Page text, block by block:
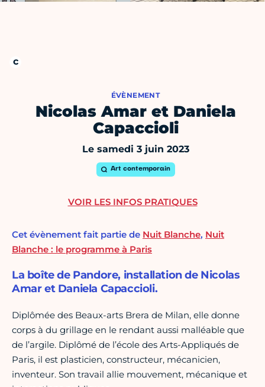
ÉVÈNEMENT
Nicolas Amar et Daniela
Capaccioli
Le samedi 3 juin 2023
Art contemporain
Cet évènement fait partie de Nuit Blanche, Nuit
Blanche : le programme à Paris
La boîte de Pandore, installation de Nicolas
Amar et Daniela Capaccioli.
Diplômée des Beaux-arts Brera de Milan, elle donne
corps à du grillage en le rendant aussi malléable que
de l’argile. Diplômé de l’école des Arts-Appliqués de
Paris, il est plasticien, constructeur, mécanicien,
inventeur. Son travail allie mouvement, mécanique et
VOIR LES INFOS PRATIQUES